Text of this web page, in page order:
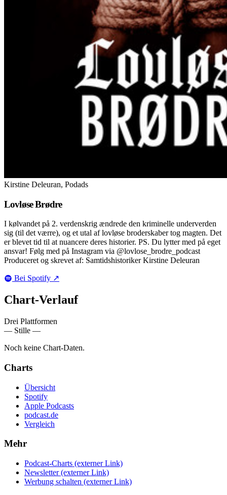
Kirstine Deleuran, Podads
Lovløse Brødre
I kølvandet på 2. verdenskrig ændrede den kriminelle underverden
sig (til det værre), og et utal af lovløse broderskaber tog magten. Det
er blevet tid til at nuancere deres historier. PS. Du lytter med på eget
ansvar! Følg med på Instagram via @lovlose_brodre_podcast
Produceret og skrevet af: Samtidshistoriker Kirstine Deleuran
Bei Spotify ↗
Chart-Verlauf
Drei Plattformen
— Stille —
Noch keine Chart-Daten.
Charts
Übersicht
Spotify
Apple Podcasts
podcast.de
Vergleich
Mehr
Podcast-Charts (externer Link)
Newsletter (externer Link)
Werbung schalten (externer Link)